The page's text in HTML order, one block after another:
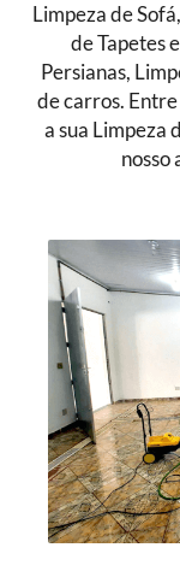
Limpeza de
de Tapetes
Persianas,
de carros.
a sua Limpeza
nosso